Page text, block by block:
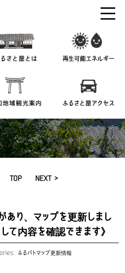
TOP NEXT >
り、マップを更新しまし
て内容を確認できます》
ふるパトマップ更新情報